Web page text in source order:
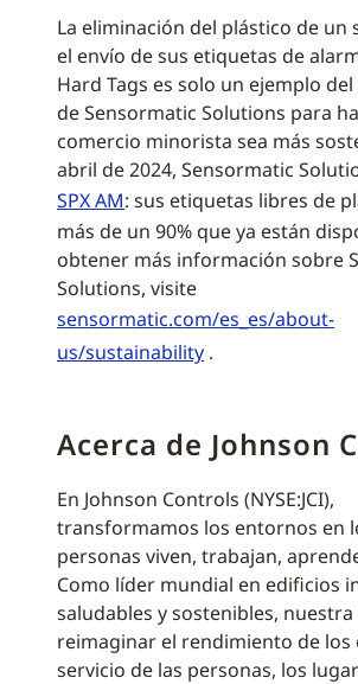
La eliminación del plástico de un
el envío de sus etiquetas de
Hard Tags es solo un ejemplo
de Sensormatic Solutions para
comercio minorista sea más
abril de 2024, Sensormatic
SPX AM: sus etiquetas libres de
más de un 90% que ya están
obtener más información sobre
Solutions, visite
sensormatic.com/es_es/about-
us/sustainability .
Acerca de Johnson
En Johnson Controls (NYSE:JCI),
transformamos los entornos en
personas viven, trabajan,
Como líder mundial en edificios
saludables y sostenibles,
reimaginar el rendimiento de los
servicio de las personas, los